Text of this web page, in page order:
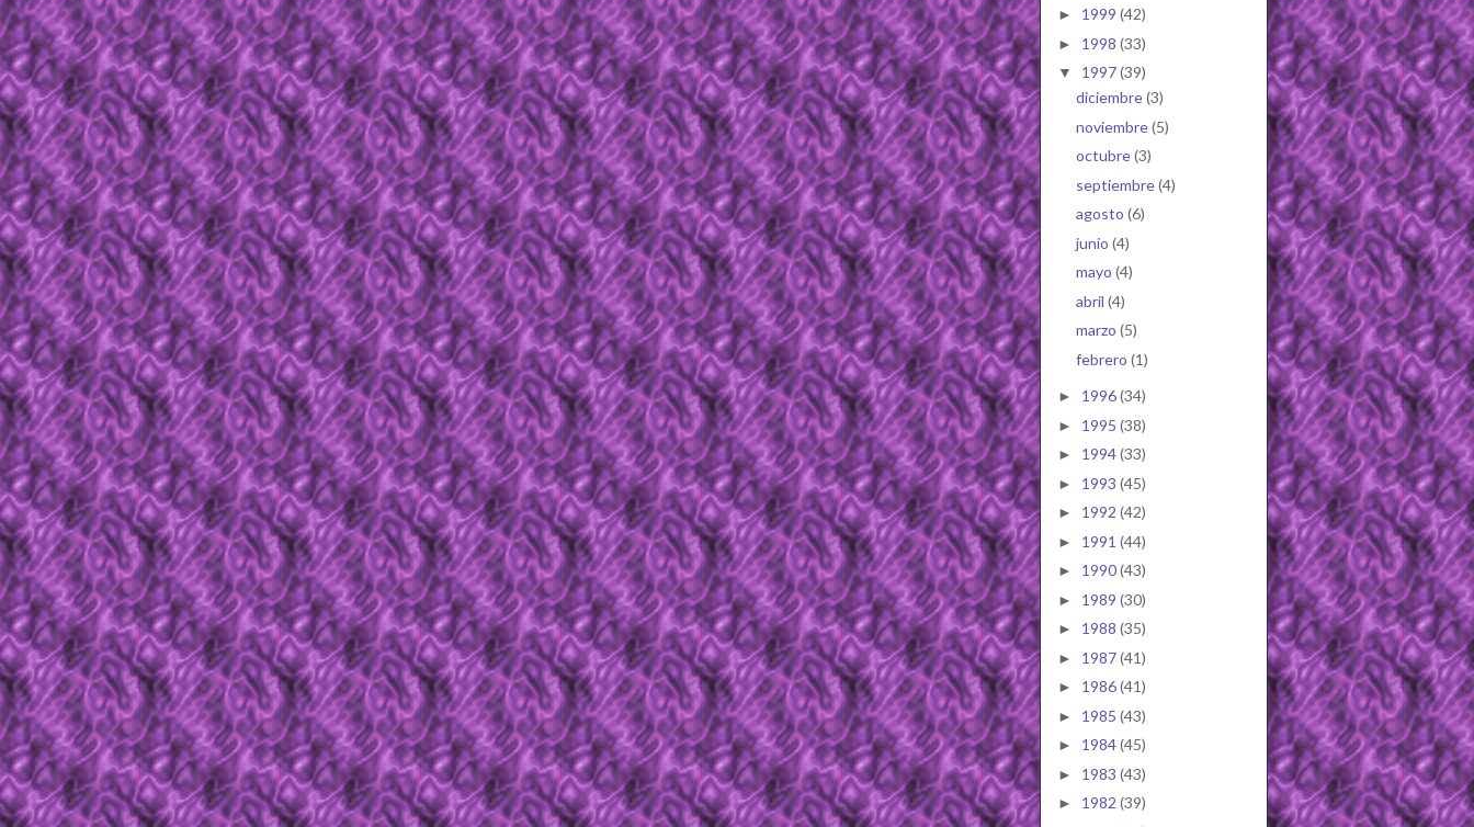
► 1999 (42)
► 1998 (33)
▼ 1997(39)
diciembre(3)
noviembre(5)
octubre(3)
septiembre(4)
agosto (6)
junio (4)
mayo (4)
abril (4)
marzo (5)
febrero (1)
► 1996(34)
► 1995 (38)
► 1994(33)
► 1993 (45)
► 1992 (42)
► 1991 (44)
► 1990(43)
► 1989 (30)
► 1988 (35)
► 1987(41)
► 1986(41)
► 1985 (43)
► 1984(45)
► 1983 (43)
► 1982 (39)